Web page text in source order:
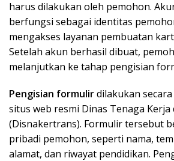
harus dilakukan oleh pemohon.
berfungsi sebagai identitas
mengakses layanan pembuatan
Setelah akun berhasil dibuat,
melanjutkan ke tahap pengisian
Pengisian formulirdilakukan
situs web resmi Dinas Tenaga
(Disnakertrans). Formulir tersebut
pribadi pemohon, seperti nama,
alamat, dan riwayat pendidikan.